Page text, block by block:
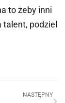
to żeby inni
talent, podziel
NASTĘPNY